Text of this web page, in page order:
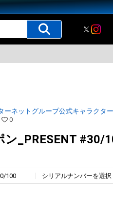
ーネットグループ公式キャラクター
0
ン_PRESENT #30/
100 シリアルナンバーを選択